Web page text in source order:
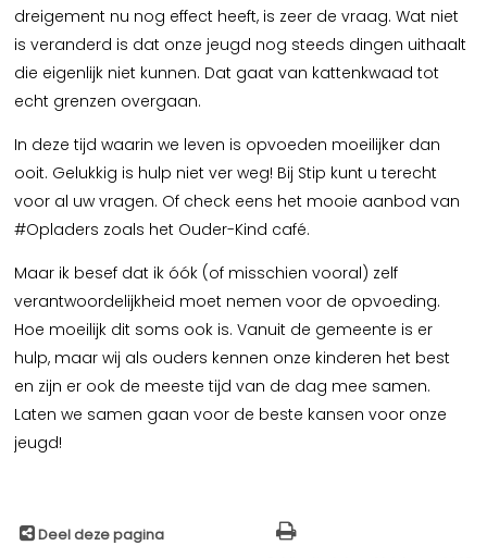
dreigement nu nog effect heeft, is zeer de vraag. Wat niet
is veranderd is dat onze jeugd nog steeds dingen uithaalt
die eigenlijk niet kunnen. Dat gaat van kattenkwaad tot
echt grenzen overgaan.
In deze tijd waarin we leven is opvoeden moeilijker dan
ooit. Gelukkig is hulp niet ver weg! Bij Stip kunt u terecht
voor al uw vragen. Of check eens het mooie aanbod van
#Opladers zoals het Ouder-Kind café.
Maar ik besef dat ik óók (of misschien vooral) zelf
verantwoordelijkheid moet nemen voor de opvoeding.
Hoe moeilijk dit soms ook is. Vanuit de gemeente is er
hulp, maar wij als ouders kennen onze kinderen het best
en zijn er ook de meeste tijd van de dag mee samen.
Laten we samen gaan voor de beste kansen voor onze
jeugd!
Deel deze pagina